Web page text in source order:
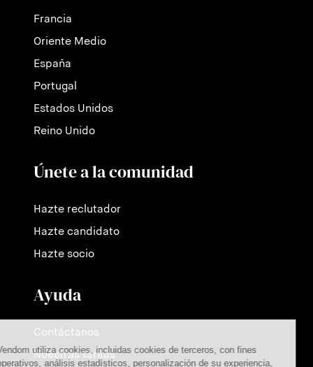
Francia
Oriente Medio
España
Portugal
Estados Unidos
Reino Unido
Únete a la comunidad
Hazte reclutador
Hazte candidato
Hazte socio
Ayuda
Contáctanos
Nuestras tarifas